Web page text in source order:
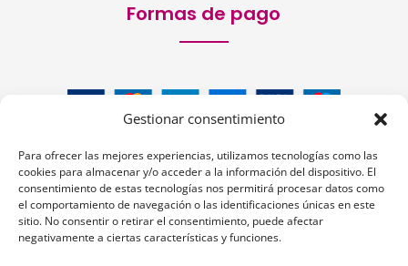
Gestionar consentimiento
Para ofrecer las mejores experiencias, utilizamos tecnologías como las
cookies para almacenar y/o acceder a la información del dispositivo. El
consentimiento de estas tecnologías nos permitirá procesar datos como
el comportamiento de navegación o las identificaciones únicas en este
sitio. No consentir o retirar el consentimiento, puede afectar
negativamente a ciertas características y funciones.
Formas de pago
Siguenos: